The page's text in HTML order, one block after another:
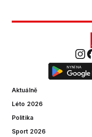
Aktuálně
Léto 2026
Politika
Sport 2026